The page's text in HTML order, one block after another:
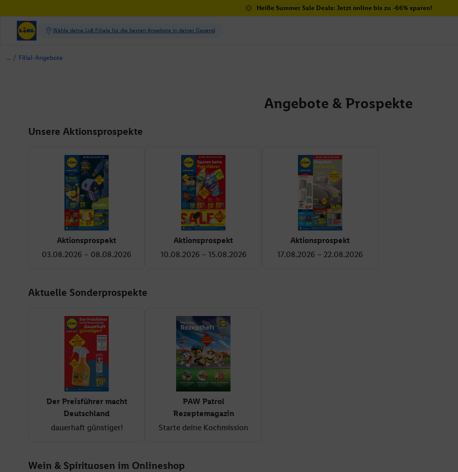
Heiße Summer Sale Deals: Jetzt online bis zu -66% sparen!
/ Filial-Angebote
Angebote & Prospekte
Unsere Aktionsprospekte
Aktionsprospekt
03.08.2026 – 08.08.2026
Aktionsprospekt
10.08.2026 – 15.08.2026
Aktionsprospekt
17.08.2026 – 22.08.2026
Aktuelle Sonderprospekte
Der Preisführer macht
Deutschland
dauerhaft günstiger!
PAW Patrol
Rezeptemagazin
Starte deine Kochmission
Wein & Spirituosen im Onlineshop